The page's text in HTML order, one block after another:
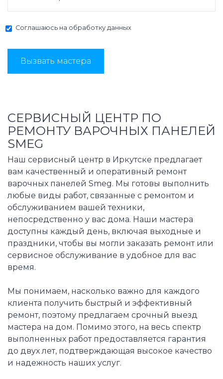
Соглашаюсь на обработку данных
Вызвать мастера
СЕРВИСНЫЙ ЦЕНТР ПО
РЕМОНТУ ВАРОЧНЫХ ПАНЕЛЕЙ
SMEG
Наш сервисный центр в Иркутске предлагает
вам качественный и оперативный ремонт
варочных панелей Smeg. Мы готовы выполнить
любые виды работ, связанные с ремонтом и
обслуживанием вашей техники,
непосредственно у вас дома. Наши мастера
доступны каждый день, включая выходные и
праздники, чтобы вы могли заказать ремонт или
сервисное обслуживание в удобное для вас
время.
Мы понимаем, насколько важно для каждого
клиента получить быстрый и эффективный
ремонт, поэтому предлагаем срочный выезд
мастера на дом. Помимо этого, на весь спектр
выполненных работ предоставляется гарантия
до двух лет, подтверждающая высокое качество
и надежность наших услуг.